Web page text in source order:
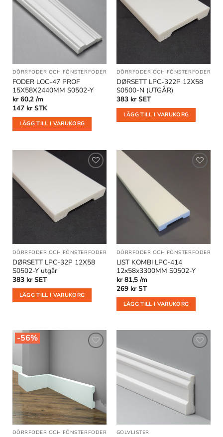
önskelistan
DÖRRFODER OCH FÖNSTERFODER
FODER LOC-47 PROF
15X58X2440MM S0502-Y
kr 60,2 /m
147 kr STK
LÄGG TILL I VARUKORG
Lägg till
önskelistan
DÖRRFODER OCH FÖNSTERFODER
DØRSETT LPC-322P 12X58
S0500-N (UTGÅR)
383 kr SET
LÄGG TILL I VARUKORG
Lägg till
önskelistan
DÖRRFODER OCH FÖNSTERFODER
DØRSETT LPC-32P 12X58
S0502-Y utgår
383 kr SET
LÄGG TILL I VARUKORG
önskelistan
DÖRRFODER OCH FÖNSTERFODER
LIST KOMBI LPC-414
12x58x3300MM S0502-Y
kr 81,5 /m
269 kr ST
LÄGG TILL I VARUKORG
-56%
önskelistan
DÖRRFODER OCH FÖNSTERFODER GOLVLISTER|
i
önskelistan
GOLVLISTER